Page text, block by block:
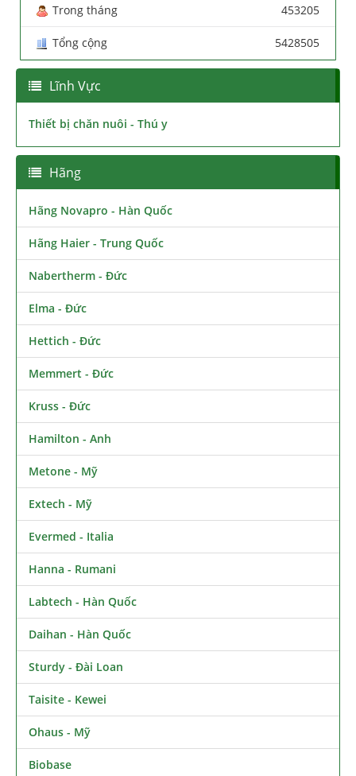
Trong tháng 453205
Tổng cộng 5428505
Lĩnh Vực
Thiết bị chăn nuôi - Thú y
Hãng
Hãng Novapro - Hàn Quốc
Hãng Haier - Trung Quốc
Nabertherm - Đức
Elma - Đức
Hettich - Đức
Memmert - Đức
Kruss - Đức
Hamilton - Anh
Metone - Mỹ
Extech - Mỹ
Evermed - Italia
Hanna - Rumani
Labtech - Hàn Quốc
Daihan - Hàn Quốc
Sturdy - Đài Loan
Taisite - Kewei
Ohaus - Mỹ
Biobase